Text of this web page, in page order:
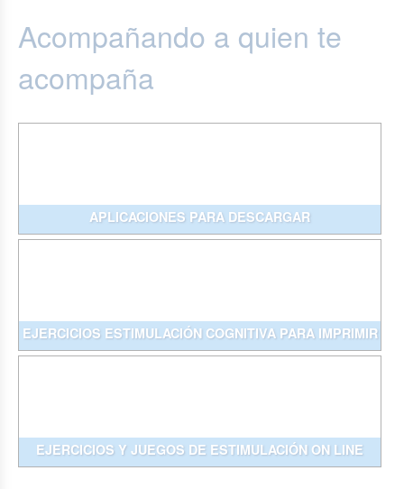
Acompañando a quien te
acompaña
APLICACIONES PARA DESCARGAR
EJERCICIOS ESTIMULACIÓN COGNITIVA PARA IMPRIMIR
EJERCICIOS Y JUEGOS DE ESTIMULACIÓN ON LINE